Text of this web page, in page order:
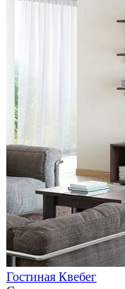
Гостиная Квебег